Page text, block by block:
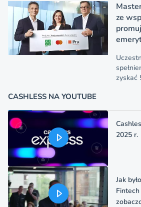
ze
zyskać
CASHLESS NA YOUTUBE
2025 r.
Jak